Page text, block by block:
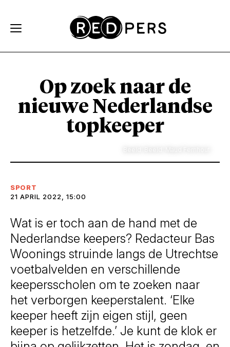
Op zoek naar de
nieuwe Nederlandse
topkeeper
SPORT
21 APRIL 2022, 15:00
Wat is er toch aan de hand met de
Nederlandse keepers? Redacteur Bas
Woonings struinde langs de Utrechtse
voetbalvelden en verschillende
keepersscholen om te zoeken naar
het verborgen keeperstalent. ‘Elke
keeper heeft zijn eigen stijl, geen
keeper is hetzelfde.’ Je kunt de klok er